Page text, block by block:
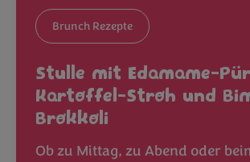
Brunch Rezepte
Stulle mit Edamame-
Kartoffel-Stroh und
Brokkoli
Ob zu Mittag, zu Abend oder